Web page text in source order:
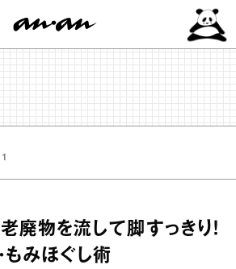
老廃物を流して脚すっきり！
もみほぐし術